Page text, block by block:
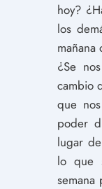
hoy?
los
mañana
¿Se
cambio
que
poder
lugar
lo que
semana